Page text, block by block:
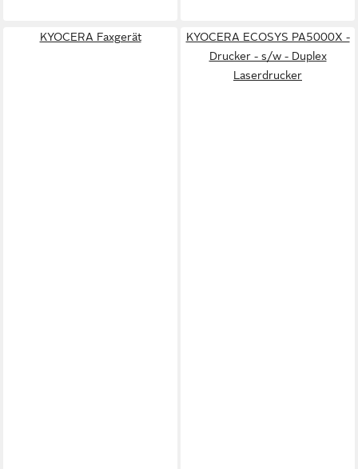
KYOCERA Faxgerät
KYOCERA ECOSYS PA5000X -
Drucker - s/w - Duplex
Laserdrucker